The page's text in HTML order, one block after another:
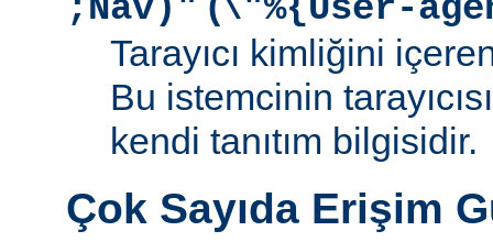
Tarayıcı kimliğini
Bu istemcinin
kendi tanıtım bilgisidir.
Çok Sayıda Erişim